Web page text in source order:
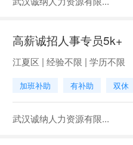
高薪诚招人事专员5k+
江夏区 | 经验不限 | 学历不限
加班补助 有补助 双休
武汉诚纳人力资源有限...